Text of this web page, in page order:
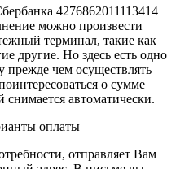
4276862011113414
можно произвести
терминал, такие как
другие. Но здесь есть одно
прежде чем осуществлять
о сумме
автоматически.
оплаты
отправляет Вам